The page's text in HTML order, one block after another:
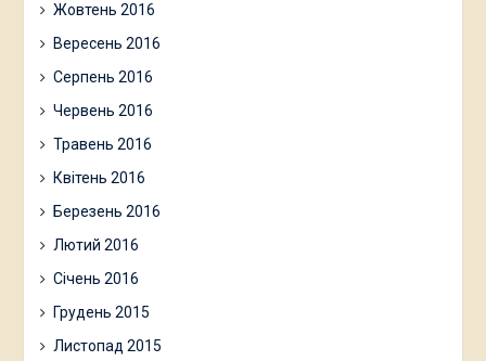
Жовтень 2016
Вересень 2016
Серпень 2016
Червень 2016
Травень 2016
Квітень 2016
Березень 2016
Лютий 2016
Січень 2016
Грудень 2015
Листопад 2015